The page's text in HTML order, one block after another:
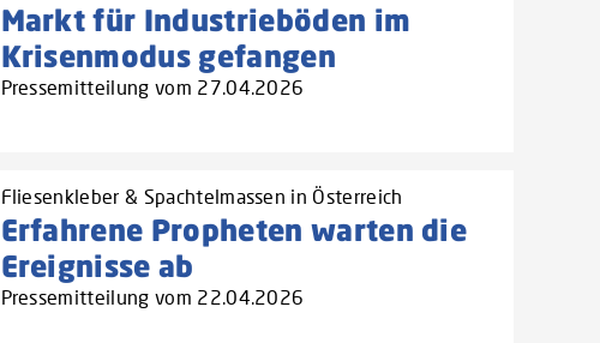
Markt für Industrieböden im
Krisenmodus gefangen
Pressemitteilung vom 27.04.2026
Fliesenkleber & Spachtelmassen in Österreich
Erfahrene Propheten warten die
Ereignisse ab
Pressemitteilung vom 22.04.2026